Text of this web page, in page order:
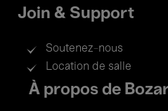
Join & Support
Soutenez-nous
Location de salle
Footer
menu
À propos de